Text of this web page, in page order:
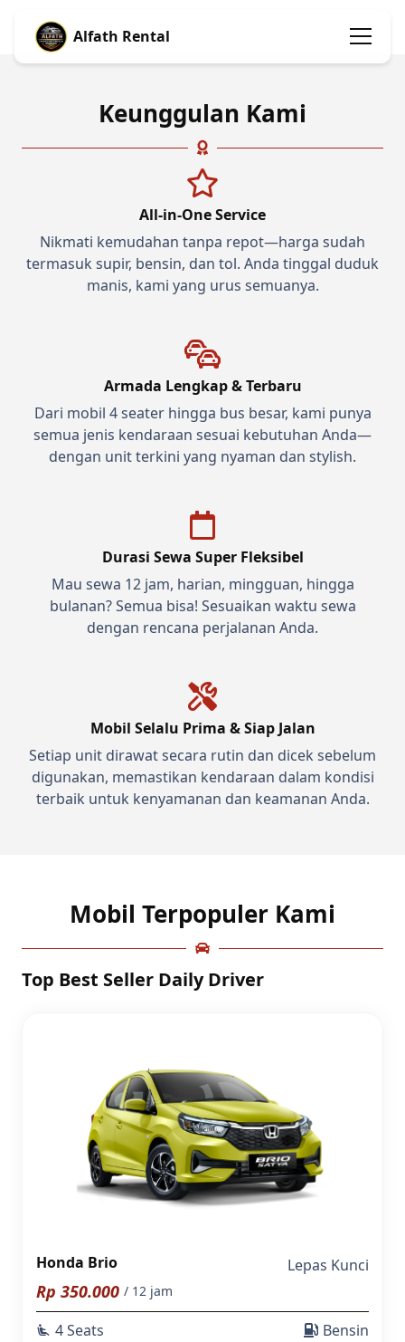
Alfath Rental
Keunggulan Kami
All-in-One Service
Nikmati kemudahan tanpa repot—harga sudah
termasuk supir, bensin, dan tol. Anda tinggal duduk
manis, kami yang urus semuanya.
Armada Lengkap & Terbaru
Dari mobil 4 seater hingga bus besar, kami punya
semua jenis kendaraan sesuai kebutuhan Anda—
dengan unit terkini yang nyaman dan stylish.
Durasi Sewa Super Fleksibel
Mau sewa 12 jam, harian, mingguan, hingga
bulanan? Semua bisa! Sesuaikan waktu sewa
dengan rencana perjalanan Anda.
Mobil Selalu Prima & Siap Jalan
Setiap unit dirawat secara rutin dan dicek sebelum
digunakan, memastikan kendaraan dalam kondisi
terbaik untuk kenyamanan dan keamanan Anda.
Mobil Terpopuler Kami
Top Best Seller Daily Driver
Honda Brio Lepas Kunci
Rp 350.000 / 12 jam
airline_seat_recline_extra 4 Seats
Bensin